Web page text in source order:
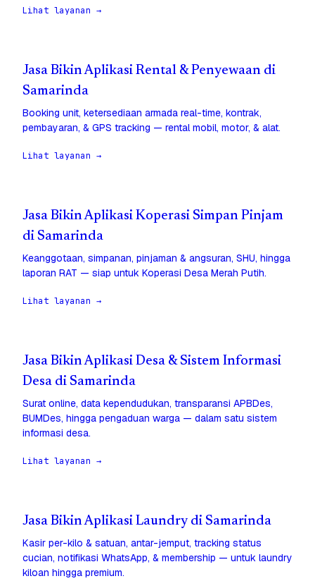
Lihat layanan →
Jasa Bikin Aplikasi Rental & Penyewaan di
Samarinda
Booking unit, ketersediaan armada real-time, kontrak,
pembayaran, & GPS tracking — rental mobil, motor, & alat.
Lihat layanan →
Jasa Bikin Aplikasi Koperasi Simpan Pinjam
di Samarinda
Keanggotaan, simpanan, pinjaman & angsuran, SHU, hingga
laporan RAT — siap untuk Koperasi Desa Merah Putih.
Lihat layanan →
Jasa Bikin Aplikasi Desa & Sistem Informasi
Desa di Samarinda
Surat online, data kependudukan, transparansi APBDes,
BUMDes, hingga pengaduan warga — dalam satu sistem
informasi desa.
Lihat layanan →
Jasa Bikin Aplikasi Laundry di Samarinda
Kasir per-kilo & satuan, antar-jemput, tracking status
cucian, notifikasi WhatsApp, & membership — untuk laundry
kiloan hingga premium.